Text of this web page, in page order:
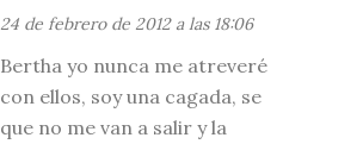
24 de febrero de 2012 a las 18:06
Bertha yo nunca me atreveré
con ellos, soy una cagada, se
que no me van a salir y la